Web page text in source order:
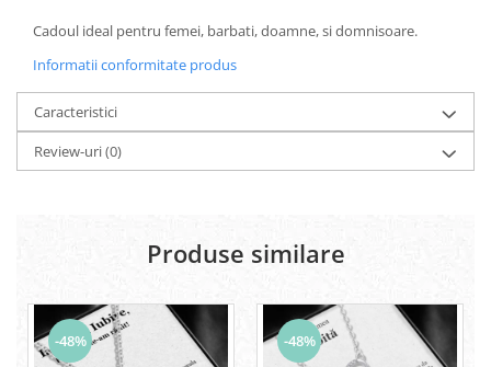
Cadoul ideal pentru femei, barbati, doamne, si domnisoare.
Informatii conformitate produs
Caracteristici
Review-uri(0)
Produse similare
-48% -48%